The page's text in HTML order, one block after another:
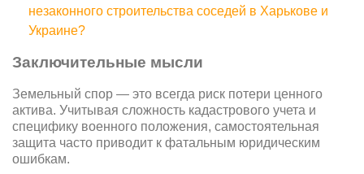
незаконного строительства соседей в Харькове и
Украине?
Заключительные мысли
Земельный спор — это всегда риск потери ценного
актива. Учитывая сложность кадастрового учета и
специфику военного положения, самостоятельная
защита часто приводит к фатальным юридическим
ошибкам.